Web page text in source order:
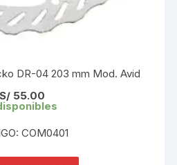
DR-04 203 mm Mod. Avid
S/55.00
COM0401